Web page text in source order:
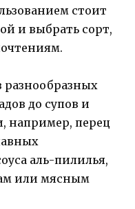
стоит
и выбрать сорт,
разнообразных
до супов и
например, перец
аль-пилилья,
или мясным